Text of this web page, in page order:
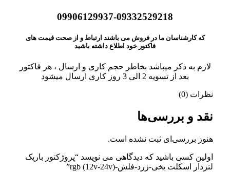
09906129937-09332529218
که کارشناسان ما در فروش می باشند ارتباط و از صحت قیمت های
فاکتور خود اطلاع داشته باشید
لازم به ذکر میباشد بخاطر حجم کاری و ارسال ، هر فاکتور
بعد از تسویه 2 الی 3 روز کاری ارسال میشود
نظرات (0)
نقد و بررسی‌ها
هنوز بررسی‌ای ثبت نشده است.
اولین کسی باشید که دیدگاهی می نویسد “پروژکتور باریک
لنزدار اسکلت یخی-زرد-فلش-rgb (12v-24v)”